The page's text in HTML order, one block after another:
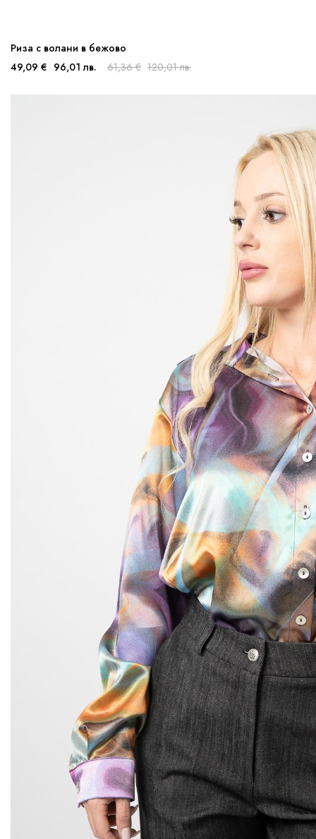
Риза с волани в бежово
49,09 € 96,01 лв. 61,36 € 120,01 лв.